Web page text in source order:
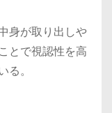
身が取り出しや
とで視認性を高
。